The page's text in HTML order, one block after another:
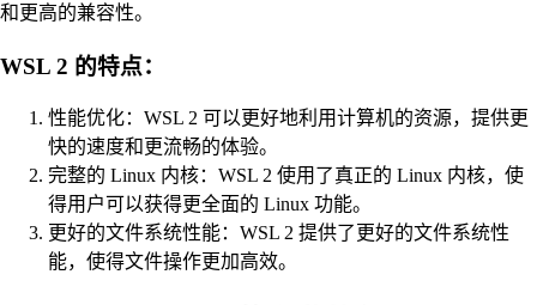
和更高的兼容性。
WSL 2 的特点：
性能优化：WSL 2 可以更好地利用计算机的资源，提供更
快的速度和更流畅的体验。
完整的 Linux 内核：WSL 2 使用了真正的 Linux 内核，使
得用户可以获得更全面的 Linux 功能。
更好的文件系统性能：WSL 2 提供了更好的文件系统性
能，使得文件操作更加高效。